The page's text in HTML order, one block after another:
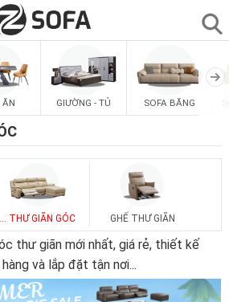
ĂN GIƯỜNG - TỦ SOFA BĂNG
... THƯ GIÃN GÓC GHẾ THƯ GIÃN
thư giãn mới nhất, giá rẻ, thiết kế
và lắp đặt tận nơi...